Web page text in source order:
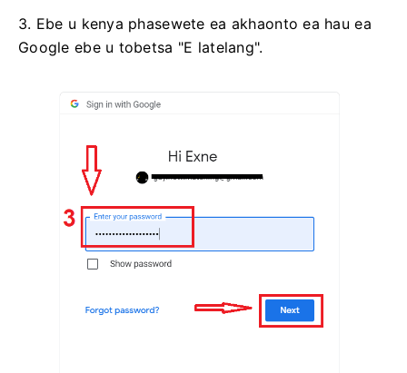
3. Ebe u kenya phasewete ea akhaonto ea hau ea
Google ebe u tobetsa "E latelang".